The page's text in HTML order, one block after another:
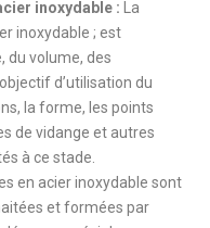
inoxydable : La
inoxydable ; est
du volume, des
d’utilisation du
la forme, les points
de vidange et autres
à ce stade.
en acier inoxydable sont
et formées par